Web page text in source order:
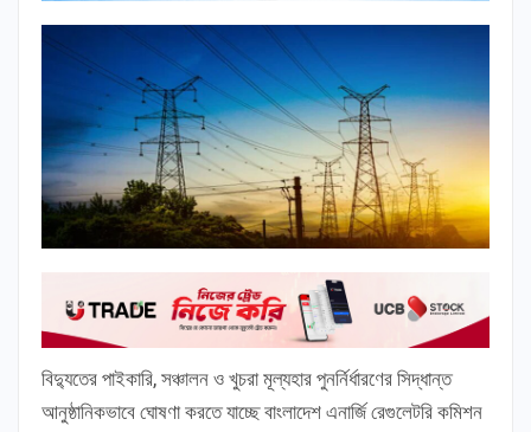
বিদ্যুতের পাইকারি, সঞ্চালন ও খুচরা মূল্যহার পুনর্নির্ধারণের সিদ্ধান্ত
আনুষ্ঠানিকভাবে ঘোষণা করতে যাচ্ছে বাংলাদেশ এনার্জি রেগুলেটরি কমিশন